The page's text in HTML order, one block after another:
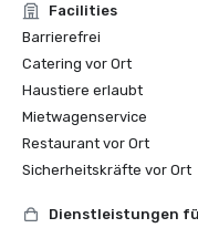
Facilities
Barrierefrei
Catering vor Ort
Haustiere erlaubt
Mietwagenservice
Restaurant vor Ort
Sicherheitskräfte vor Ort
Dienstleistungen